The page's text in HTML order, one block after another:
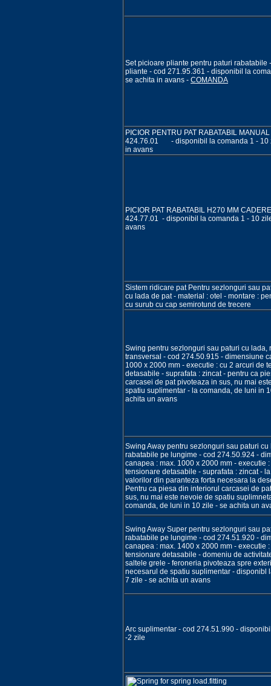
Set picioare pliante pentru paturi rabatabile
pliante - cod 271.95.361 - disponibil la
se achita in avans - COMANDA
PICIOR PENTRU PAT RABATABIL
424.76.01 - disponibil la comanda 1 - 10
in avans
PICIOR PAT RABATABIL H270 MM
424.77.01 - disponibil la comanda 1 - 10
avans
Sistem ridicare pat Pentru sezlonguri sau
cu lada de pat - material : otel - montare :
cu surub cu cap semirotund de trecere
Swing pentru sezlonguri sau paturi cu lada,
transversal - cod 274.50.915 - dimensiune
1000 x 2000 mm - executie : cu 2 arcuri de
detasabile - suprafata : zincat - pentru ca
carcasei de pat pivoteaza in sus, nu mai
spatiu suplimentar - la comanda, de luni in
achita un avans
Swing Away pentru sezlonguri sau paturi cu
rabatabile pe lungime - cod 274.50.924 -
canapea : max. 1000 x 2000 mm - executie
tensionare detasabile - suprafata : zincat -
valorilor din paranteza forta necesara la
Pentru ca piesa din interiorul carcasei de
sus, nu mai este nevoie de spatiu
comanda, de luni in 10 zile - se achita un
Swing Away Super pentru sezlonguri sau
rabatabile pe lungime - cod 274.51.920 -
canapea : max. 1400 x 2000 mm - executie
tensionare detasabile - domeniu de
saltele grele - feroneria pivoteaza spre
necesarul de spatiu suplimentar - disponibl
7 zile - se achita un avans
Arc suplimentar - cod 274.51.990 -
-2 zile